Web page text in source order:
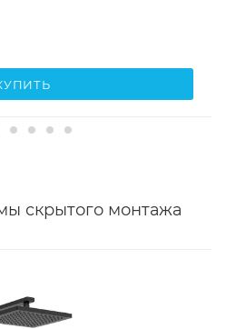
скрытого монтажа